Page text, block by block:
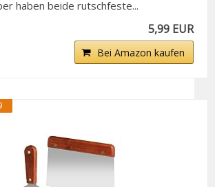
haben beide rutschfeste...
5,99 EUR
Bei Amazon kaufen